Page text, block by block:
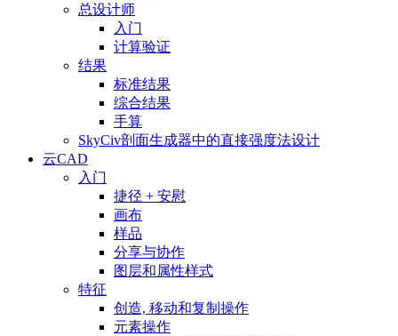
总设计师
入门
计算验证
结果
标准结果
综合结果
手算
SkyCiv剖面生成器中的直接强度法设计
云CAD
入门
捷径 + 安慰
画布
样品
分享与协作
图层和属性样式
特征
创造, 移动和复制操作
元素操作